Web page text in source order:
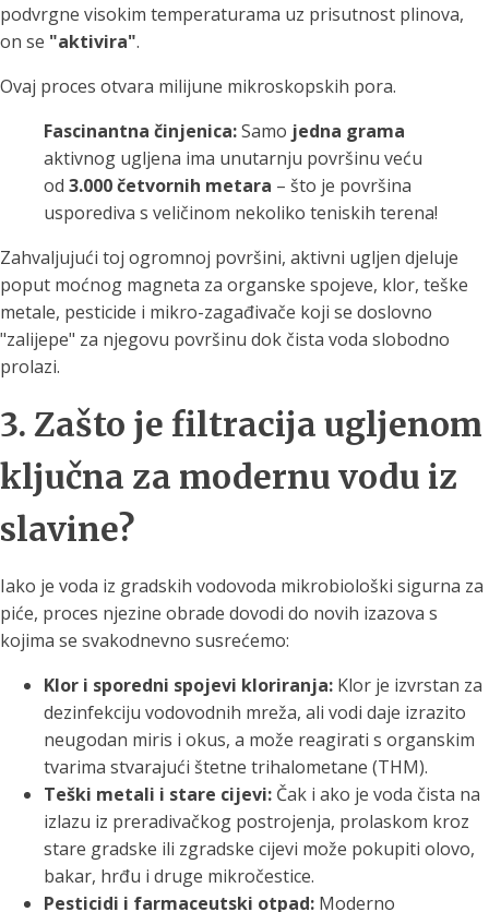
podvrgne visokim temperaturama uz prisutnost plinova,
on se "aktivira".
Ovaj proces otvara milijune mikroskopskih pora.
Fascinantna činjenica:Samo jedna grama
aktivnog ugljena ima unutarnju površinu veću
od 3.000 četvornih metara – što je površina
usporediva s veličinom nekoliko teniskih terena!
Zahvaljujući toj ogromnoj površini, aktivni ugljen djeluje
poput moćnog magneta za organske spojeve, klor, teške
metale, pesticide i mikro-zagađivače koji se doslovno
"zalijepe" za njegovu površinu dok čista voda slobodno
prolazi.
3. Zašto je filtracija ugljenom
ključna za modernu vodu iz
slavine?
Iako je voda iz gradskih vodovoda mikrobiološki sigurna za
piće, proces njezine obrade dovodi do novih izazova s
kojima se svakodnevno susrećemo:
Klor i sporedni spojevi kloriranja: Klor je izvrstan za
dezinfekciju vodovodnih mreža, ali vodi daje izrazito
neugodan miris i okus, a može reagirati s organskim
tvarima stvarajući štetne trihalometane (THM).
Teški metali i stare cijevi: Čak i ako je voda čista na
izlazu iz preradivačkog postrojenja, prolaskom kroz
stare gradske ili zgradske cijevi može pokupiti olovo,
bakar, hrđu i druge mikročestice.
Pesticidi i farmaceutski otpad: Moderno